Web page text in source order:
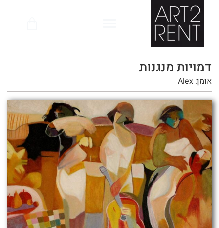
דמויות מנגנות
אומן: Alex